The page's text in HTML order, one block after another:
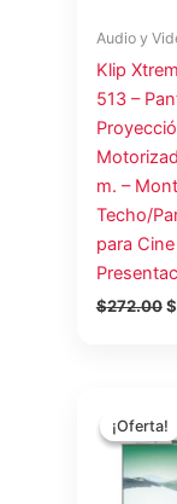
Audio y
Klip
513 –
m. –
Techo/
para
$272.00 $
¡Oferta!
¡Oferta!